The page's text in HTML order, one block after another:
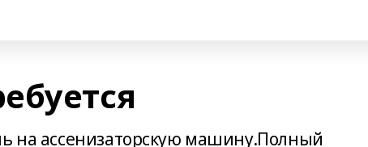
на ассенизаторскую машину.Полный